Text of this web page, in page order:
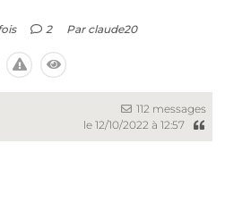
2 Par claude20
112 messages
le 12/10/2022 à 12:57